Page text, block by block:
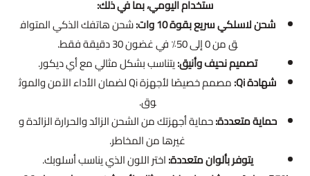
ستخدام اليومي، بما في ذلك:
شحن لاسلكي سريع بقوة 10 وات:
شحن هاتفك الذكي المتواف
ق من 0 إلى 50٪ في غضون 30 دقيقة فقط.
تصميم نحيف وأنيق:يتناسب بشكل مثالي مع أي ديكور.
شهادة Qi:
مصمم خصيصًا لأجهزة Qi لضمان الأداء الآمن والموث
وق.
حماية متعددة:حماية أجهزتك من الشحن الزائد والحرارة الزائدة و
غيرها من المخاطر.
يتوفر بألوان متعددة:اختر اللون الذي يناسب أسلوبك.